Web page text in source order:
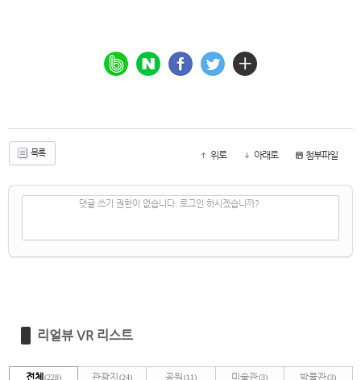
목록 위로 아래로 첨부파일
댓글 쓰기 권한이 없습니다. 로그인 하시겠습니까?
리얼뷰 VR 리스트
전체(228) 관광지 (24) 공원(11) 미술관(3) 박물관(3)